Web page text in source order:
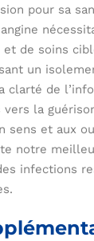
pour sa
angine
de soins
un
clarté de
la
sens et aux
notre
infections